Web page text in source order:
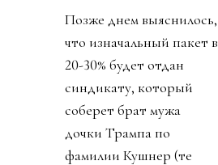
Позже днем выяснилось,
что изначальный пакет в
20-30% будет отдан
синдикату, который
соберет брат мужа
дочки Трампа по
фамилии Кушнер (те